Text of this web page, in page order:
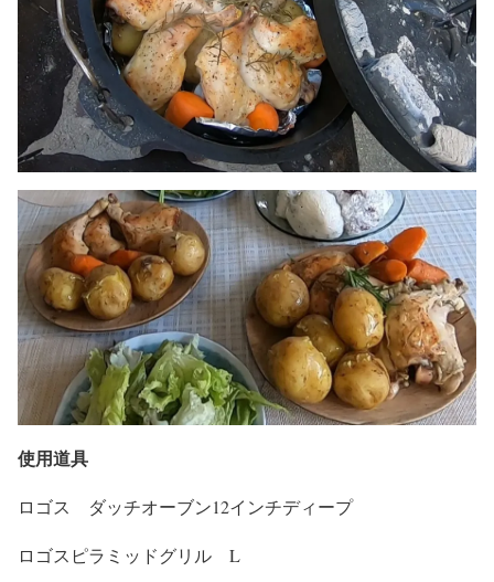
使用道具
ロゴス ダッチオーブン12インチディープ
ロゴスピラミッドグリル L